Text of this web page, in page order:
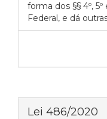
forma dos §§ 4º,
Federal, e dá
Lei 486/2020